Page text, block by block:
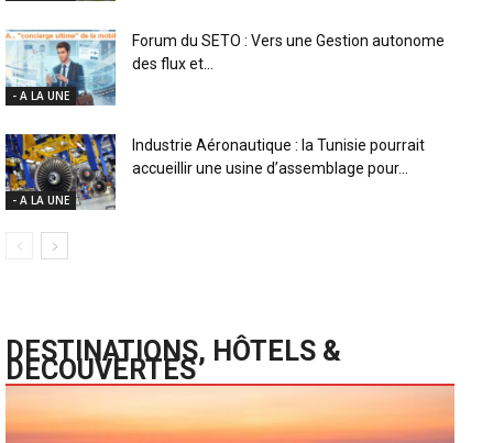
- A LA UNE
Forum du SETO : Vers une Gestion autonome
des flux et...
- A LA UNE
Industrie Aéronautique : la Tunisie pourrait
accueillir une usine d’assemblage pour...
DESTINATIONS, HÔTELS &
DECOUVERTES